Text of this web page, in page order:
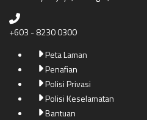
+603 - 8230 0300
Peta Laman
Penafian
Polisi Privasi
Polisi Keselamatan
Bantuan